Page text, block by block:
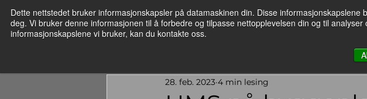
Dette nettstedet bruker informasjonskapsler på datamaskinen din. Disse
deg. Vi bruker denne informasjonen til å forbedre og tilpasse nettopplevelsen din og til
informasjonskapslene vi bruker, kan du kontakte oss.
Hjem Produktene Kontakt oss
28. feb. 2023 4 min lesing